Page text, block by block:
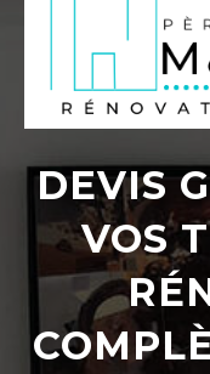
DEVIS
VOS